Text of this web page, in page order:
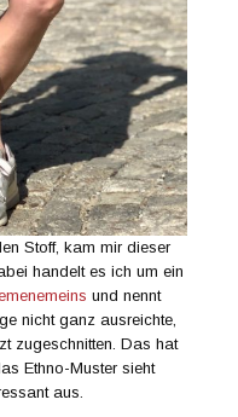
Stoff, kam mir dieser
handelt es ich um ein
und nennt
nicht ganz ausreichte,
zugeschnitten. Das hat
Ethno-Muster sieht
aus.